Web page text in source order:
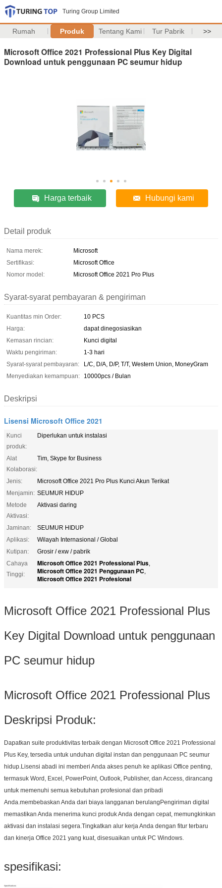
Turing Group Limited
Rumah Produk Tentang Kami Tur Pabrik >>
Microsoft Office 2021 Professional Plus Key Digital
Download untuk penggunaan PC seumur hidup
Harga terbaik Hubungi kami
Detail produk
Nama merek:
Microsoft
Sertifikasi:
Microsoft Office
Nomor model:
Microsoft Office 2021 Pro Plus
Syarat-syarat pembayaran & pengiriman
Kuantitas min Order:
10 PCS
Harga:
dapat dinegosiasikan
Kemasan rincian:
Kunci digital
Waktu pengiriman:
1-3 hari
Syarat-syarat pembayaran:
L/C, D/A, D/P, T/T, Western Union, MoneyGram
Menyediakan kemampuan:
10000pcs / Bulan
Deskripsi
Lisensi Microsoft Office 2021
Kunci
produk:
Diperlukan untuk instalasi
Alat
Kolaborasi:
Tim, Skype for Business
Jenis:
Microsoft Office 2021 Pro Plus Kunci Akun Terikat
Menjamin: SEUMUR HIDUP
Metode
Aktivasi:
Aktivasi daring
Jaminan:
SEUMUR HIDUP
Aplikasi:
Wilayah Internasional / Global
Kutipan:
Grosir / exw / pabrik
Cahaya
Tinggi:
Microsoft Office 2021 Professional Plus,
Microsoft Office 2021 Penggunaan PC,
Microsoft Office 2021 Profesional
Microsoft Office 2021 Professional Plus
Key Digital Download untuk penggunaan
PC seumur hidup
Microsoft Office 2021 Professional Plus
Deskripsi Produk:
Dapatkan suite produktivitas terbaik dengan Microsoft Office 2021 Professional
Plus Key, tersedia untuk unduhan digital instan dan penggunaan PC seumur
hidup.Lisensi abadi ini memberi Anda akses penuh ke aplikasi Office penting,
termasuk Word, Excel, PowerPoint, Outlook, Publisher, dan Access, dirancang
untuk memenuhi semua kebutuhan profesional dan pribadi
Anda.membebaskan Anda dari biaya langganan berulangPengiriman digital
memastikan Anda menerima kunci produk Anda dengan cepat, memungkinkan
aktivasi dan instalasi segera.Tingkatkan alur kerja Anda dengan fitur terbaru
dan kinerja Office 2021 yang kuat, disesuaikan untuk PC Windows.
spesifikasi: